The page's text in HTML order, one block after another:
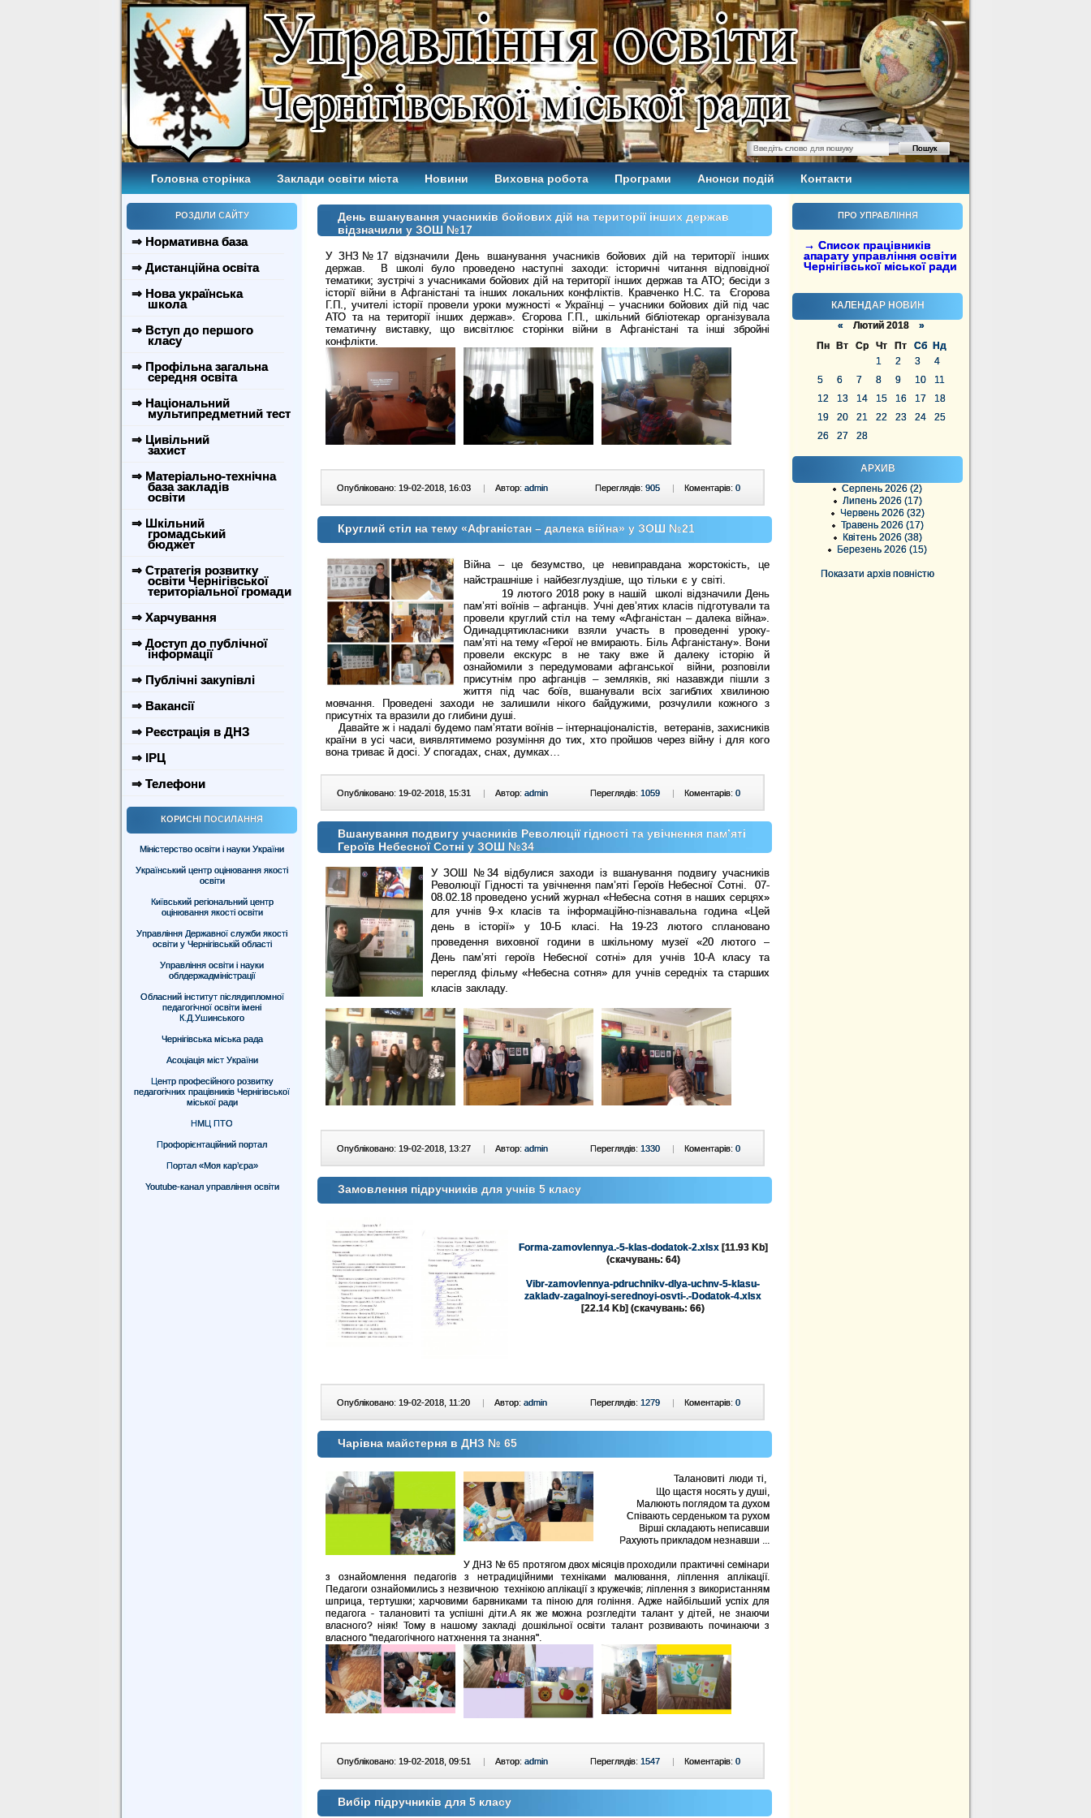
Головна сторінка Заклади освіти міста Новини Виховна робота Програми Анонси подій Контакти
РОЗДІЛИ САЙТУ
⇒ Нормативна база
⇒ Дистанційна освіта
⇒ Нова українська
школа
⇒ Вступ до першого
класу
⇒ Профільна загальна
середня освіта
⇒ Національний
мультипредметний тест
⇒ Цивільний
захист
⇒ Матеріально-технічна
база закладів
освіти
⇒ Шкільний
громадський
бюджет
⇒ Стратегія розвитку
освіти Чернігівської
територіальної громади
⇒ Харчування
⇒ Доступ до публічної
інформації
⇒ Публічні закупівлі
⇒ Вакансії
⇒ Реєстрація в ДНЗ
⇒ ІРЦ
⇒ Телефони
КОРИСНІ ПОСИЛАННЯ
Міністерство освіти і науки України
Український центр оцінювання якості
освіти
Київський регіональний центр
оцінювання якості освіти
Управління Державної служби якості
освіти у Чернігівській області
Управління освіти і науки
облдержадміністрації
Обласний інститут післядипломної
педагогічної освіти імені
К.Д.Ушинського
Чернігівська міська рада
Асоціація міст України
Центр професійного розвитку
педагогічних працівників Чернігівської
міської ради
НМЦ ПТО
Профорієнтаційний портал
Портал «Моя кар’єра»
Youtube-канал управління освіти
ПРО УПРАВЛІННЯ
→ Список працівників
апарату управління освіти
Чернігівської міської ради
КАЛЕНДАР НОВИН
« Лютий 2018 »
Пн
Вт Ср Чт Пт Сб
Нд
1
2 3
4
5
6 7 8 9 10
11
12
13 14 15 16 17
18
19
20 21 22 23 24
25
26
27 28
АРХИВ
Серпень 2026 (2)
Липень 2026 (17)
Червень 2026 (32)
Травень 2026 (17)
Квітень 2026 (38)
Березень 2026 (15)
Показати архів повністю
День вшанування учасників бойових дій на території інших держав
відзначили у ЗОШ №17
У ЗНЗ№17 відзначили День вшанування учасників бойових дій на території інших
держав. В школі було проведено наступні заходи: історичні читання відповідної
тематики; зустрічі з учасниками бойових дій на території інших держав та АТО; бесіди з
історії війни в Афганістані та інших локальних конфліктів. Кравченко Н.С. та Єгорова
Г.П., учителі історії провели уроки мужності « Українці – учасники бойових дій під час
АТО та на території інших держав». Єгорова Г.П., шкільний бібліотекар організувала
тематичну виставку, що висвітлює сторінки війни в Афганістані та інші збройні
конфлікти.
Опубліковано: 19-02-2018, 16:03 | Автор: admin Коментарів: 0
Переглядів: 905 |
Круглий стіл на тему «Афганістан – далека війна» у ЗОШ №21
Війна – це безумство, це невиправдана жорстокість, це
найстрашніше і найбезглуздіше, що тільки є у світі.
19 лютого 2018 року в нашій школі відзначили День
пам’яті воїнів – афганців. Учні дев’ятих класів підготували та
провели круглий стіл на тему «Афганістан – далека війна».
Одинадцятикласники взяли участь в проведенні уроку-
пам’яті на тему «Герої не вмирають. Біль Афганістану». Вони
провели екскурс в не таку вже й далеку історію й
ознайомили з передумовами афганської війни, розповіли
присутнім про афганців – земляків, які назавжди пішли з
життя під час боїв, вшанували всіх загиблих хвилиною
мовчання. Проведені заходи не залишили нікого байдужими, розчулили кожного з
присутніх та вразили до глибини душі.
Давайте ж і надалі будемо пам’ятати воїнів – інтернаціоналістів, ветеранів, захисників
країни в усі часи, виявлятимемо розуміння до тих, хто пройшов через війну і для кого
вона триває й досі. У спогадах, снах, думках…
Опубліковано: 19-02-2018, 15:31 | Автор: admin Коментарів: 0
Переглядів: 1059 |
Вшанування подвигу учасників Революції гідності та увічнення пам’яті
Героїв Небесної Сотні у ЗОШ №34
У ЗОШ №34 відбулися заходи із вшанування подвигу учасників
Революції Гідності та увічнення пам’яті Героїв Небесної Сотні. 07-
08.02.18 проведено усний журнал «Небесна сотня в наших серцях»
для учнів 9-х класів та інформаційно-пізнавальна година «Цей
день в історії» у 10-Б класі. На 19-23 лютого сплановано
проведеннявиховної години в шкільному музеї «20 лютого –
День пам’яті героїв Небесної сотні» для учнів 10-А класу та
перегляд фільму «Небесна сотня» для учнів середніх та старших
класів закладу.
Опубліковано: 19-02-2018, 13:27 | Автор: admin Коментарів: 0
Переглядів: 1330 |
Замовлення підручників для учнів 5 класу
Forma-zamovlennya.-5-klas-dodatok-2.xlsx[11.93 Kb]
(cкачувань: 64)
Vibr-zamovlennya-pdruchnikv-dlya-uchnv-5-klasu-
zakladv-zagalnoyi-serednoyi-osvti-.-Dodatok-4.xlsx
[22.14 Kb] (cкачувань: 66)
Опубліковано: 19-02-2018, 11:20 | Автор: admin Коментарів: 0
Переглядів: 1279 |
Чарівна майстерня в ДНЗ № 65
Талановиті люди ті,
Що щастя носять у душі,
Малюють поглядом та духом
Співають серденьком та рухом
Вірші складають неписавши
Рахують прикладом незнавши ...
У ДНЗ № 65 протягом двох місяців проходили практичні семінари
з ознайомлення педагогів з нетрадиційними техніками малювання, ліплення аплікації.
Педагоги ознайомились з незвичною технікою аплікації з кружечків; ліплення з використанням
шприца, тертушки; харчовими барвниками та піною для гоління. Адже найбільший успіх для
педагога - талановиті та успішні діти.А як же можна розгледіти талант у дітей, не знаючи
власного? ніяк! Тому в нашому закладі дошкільної освіти талант розвивають починаючи з
власного "педагогічного натхнення та знання".
Опубліковано: 19-02-2018, 09:51 Автор: admin Коментарів: 0
Переглядів: 1547
Вибір підручників для 5 класу